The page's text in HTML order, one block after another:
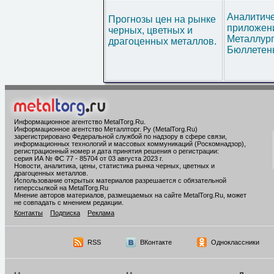
Прогнозы цен на рынке
черных, цветных и
драгоценных металлов.
Информационное агентство MetalTorg.Ru
Информационное агентство Металлторг. Ру (MetalTorg.Ru)
зарегистрировано Федеральной службой по надзору в сфере связи,
информационных технологий и массовых коммуникаций (Роскомнадзор),
регистрационный номер и дата принятия решения о регистрации:
серия ИА № ФС 77 - 85704 от 03 августа 2023 г.
Новости, аналитика, цены, статистика рынка черных, цветных и
драгоценных металлов.
Использование открытых материалов разрешается с обязательной
гиперссылкой на MetalTorg.Ru
Мнение авторов материалов, размещаемых на сайте MetalTorg.Ru, может
не совпадать с мнением редакции.
Контакты
Подписка Реклама
RSS ВКонтакте Одноклассники